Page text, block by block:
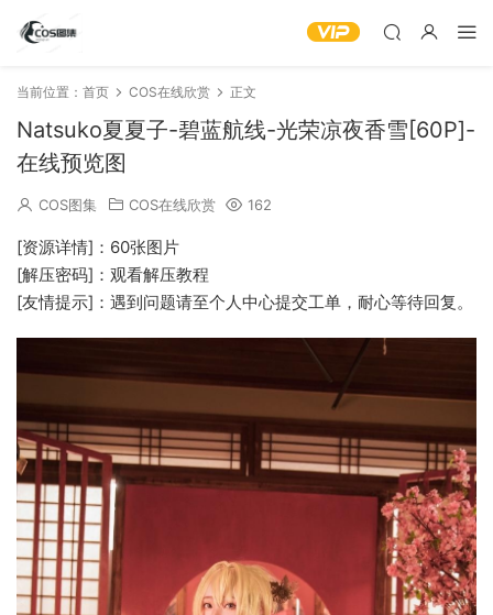
当前位置： 首页 COS在线欣赏 正文
Natsuko夏夏子-碧蓝航线-光荣凉夜香雪[60P]-
在线预览图
COS图集 COS在线欣赏 162
[资源详情]：60张图片
[解压密码]：观看解压教程
[友情提示]：遇到问题请至个人中心提交工单，耐心等待回复。